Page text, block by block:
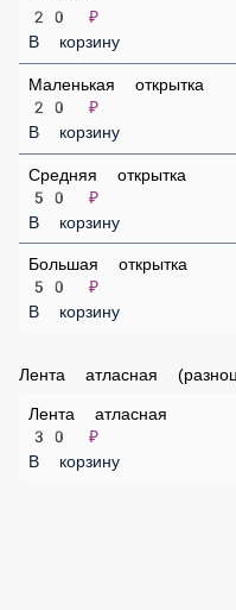
Открытки и записки
Записка
20 ₽
В корзину
Маленькая открытка
20 ₽
В корзину
Средняя открытка
50 ₽
Большая открытка
50 ₽
В корзину